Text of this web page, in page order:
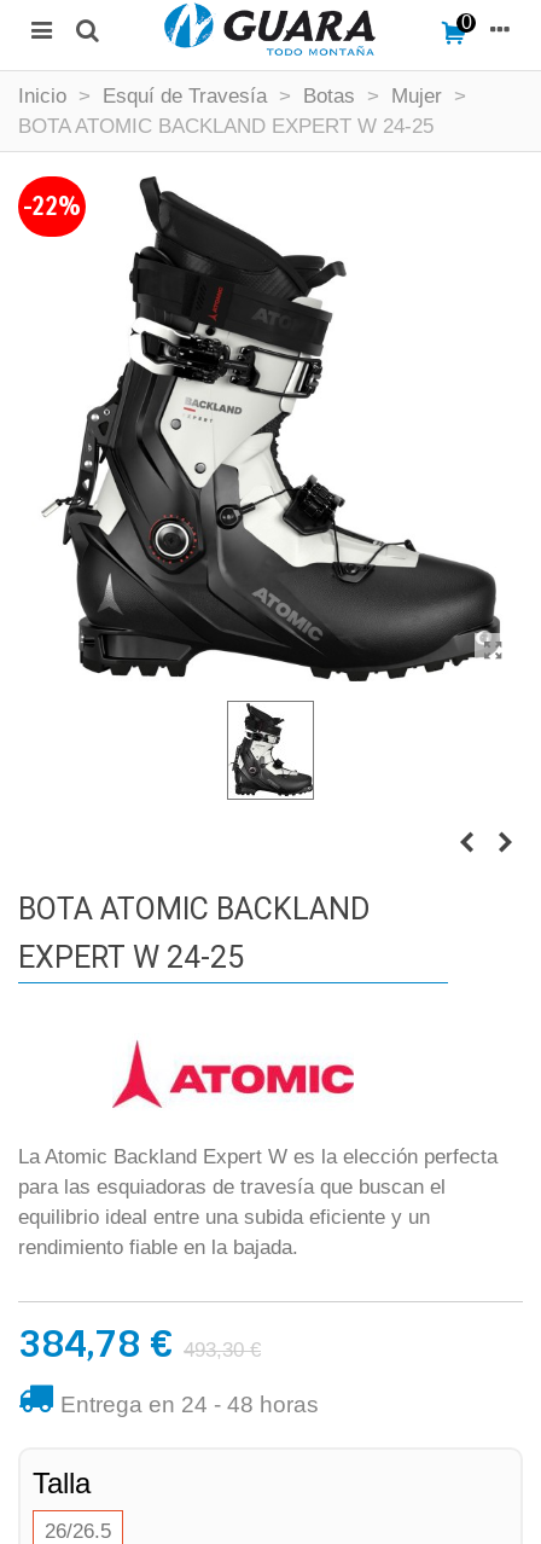
0
Inicio > Esquí de Travesía > Botas > Mujer >
BOTA ATOMIC BACKLAND EXPERT W 24-25
-22%
BOTA ATOMIC BACKLAND
EXPERT W 24-25
La Atomic Backland Expert W es la elección perfecta
para las esquiadoras de travesía que buscan el
equilibrio ideal entre una subida eficiente y un
rendimiento fiable en la bajada.
384,78 € 493,30 €
Entrega en 24 - 48 horas
Talla
26/26.5